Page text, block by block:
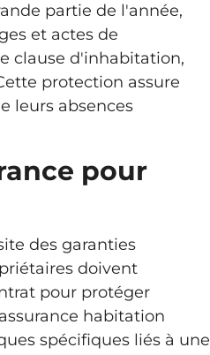
partie de l'année,
et actes de
clause d'inhabitation,
protection assure
leurs absences
pour
des garanties
doivent
pour protéger
habitation
spécifiques liés à une